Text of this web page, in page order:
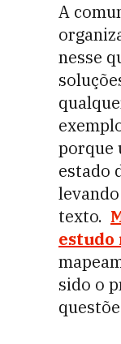
A
nesse
porque
estado
texto.
estudo
sido o